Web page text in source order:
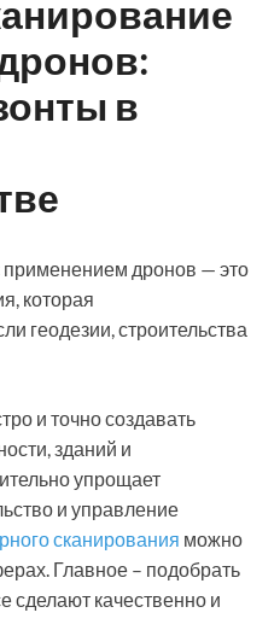
в
дронов — это
которая
геодезии, строительства
и точно создавать
зданий и
упрощает
и управление
сканирования можно
Главное – подобрать
сделают качественно и